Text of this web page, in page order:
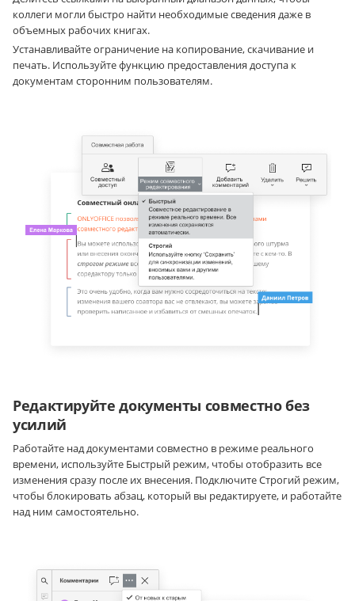
коллеги могли быстро найти необходимые сведения даже в
объемных рабочих книгах.
Устанавливайте ограничение на копирование, скачивание и
печать. Используйте функцию предоставления доступа к
документам сторонним пользователям.
Редактируйте документы совместно без
усилий
Работайте над документами совместно в режиме реального
времени, используйте Быстрый режим, чтобы отобразить все
изменения сразу после их внесения. Подключите Строгий режим,
чтобы блокировать абзац, который вы редактируете, и работайте
над ним самостоятельно.